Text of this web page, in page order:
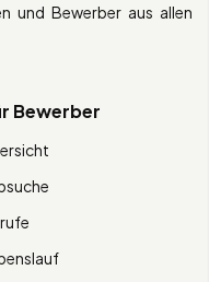
und Bewerber aus allen
Bewerber